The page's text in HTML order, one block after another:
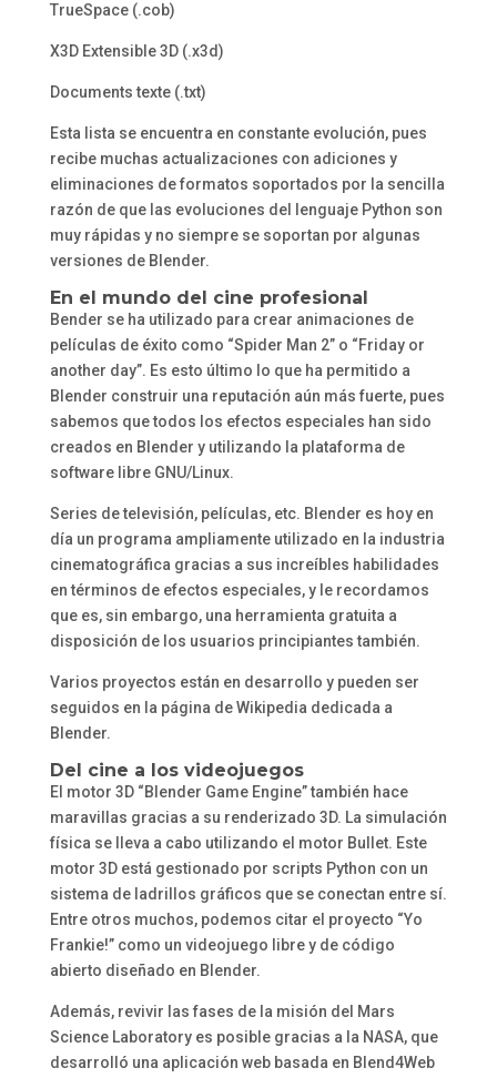
TrueSpace (.cob)
X3D Extensible 3D (.x3d)
Documents texte (.txt)
Esta lista se encuentra en constante evolución, pues
recibe muchas actualizaciones con adiciones y
eliminaciones de formatos soportados por la sencilla
razón de que las evoluciones del lenguaje Python son
muy rápidas y no siempre se soportan por algunas
versiones de Blender.
En el mundo del cine profesional
Bender se ha utilizado para crear animaciones de
películas de éxito como “Spider Man 2” o “Friday or
another day”. Es esto último lo que ha permitido a
Blender construir una reputación aún más fuerte, pues
sabemos que todos los efectos especiales han sido
creados en Blender y utilizando la plataforma de
software libre GNU/Linux.
Series de televisión, películas, etc. Blender es hoy en
día un programa ampliamente utilizado en la industria
cinematográfica gracias a sus increíbles habilidades
en términos de efectos especiales, y le recordamos
que es, sin embargo, una herramienta gratuita a
disposición de los usuarios principiantes también.
Varios proyectos están en desarrollo y pueden ser
seguidos en la página de Wikipedia dedicada a
Blender.
Del cine a los videojuegos
El motor 3D “Blender Game Engine” también hace
maravillas gracias a su renderizado 3D. La simulación
física se lleva a cabo utilizando el motor Bullet. Este
motor 3D está gestionado por scripts Python con un
sistema de ladrillos gráficos que se conectan entre sí.
Entre otros muchos, podemos citar el proyecto “Yo
Frankie!” como un videojuego libre y de código
abierto diseñado en Blender.
Además, revivir las fases de la misión del Mars
Science Laboratory es posible gracias a la NASA, que
desarrolló una aplicación web basada en Blend4Web